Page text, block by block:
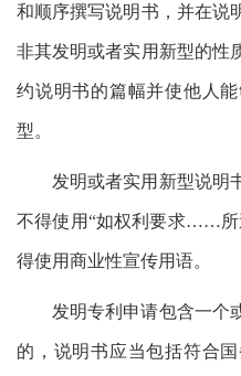
和顺序撰写说明书，并在说
非其发明或者实用新型的性
约说明书的篇幅并使他人
型。
发明或者实用新型说明
不得使用“如权利要求……
得使用商业性宣传用语。
发明专利申请包含一个
的，说明书应当包括符合